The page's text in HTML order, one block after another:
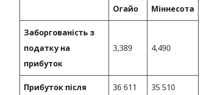
Огайо Міннесота
Заборгованість з
податку на
прибуток
3,389 4,490
Прибуток після
36 611
35 510